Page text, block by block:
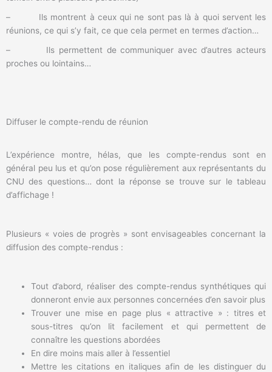
– Ils montrent à ceux qui ne sont pas là à quoi servent les
réunions, ce qui s’y fait, ce que cela permet en termes d’action…
– Ils permettent de communiquer avec d’autres acteurs
proches ou lointains…
Diffuser le compte-rendu de réunion
L’expérience montre, hélas, que les compte-rendus sont en
général peu lus et qu’on pose régulièrement aux représentants du
CNU des questions… dont la réponse se trouve sur le tableau
d’affichage !
Plusieurs « voies de progrès » sont envisageables concernant la
diffusion des compte-rendus :
Tout d’abord, réaliser des compte-rendus synthétiques qui
donneront envie aux personnes concernées d’en savoir plus
Trouver une mise en page plus « attractive » : titres et
sous-titres qu’on lit facilement et qui permettent de
connaître les questions abordées
En dire moins mais aller à l’essentiel
Mettre les citations en italiques afin de les distinguer du